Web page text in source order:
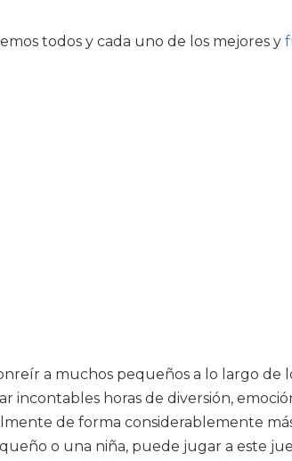
todos y cada uno de los mejores y
a muchos pequeños a lo largo de
horas de diversión,
de forma considerablemente
o una niña, puede jugar a este